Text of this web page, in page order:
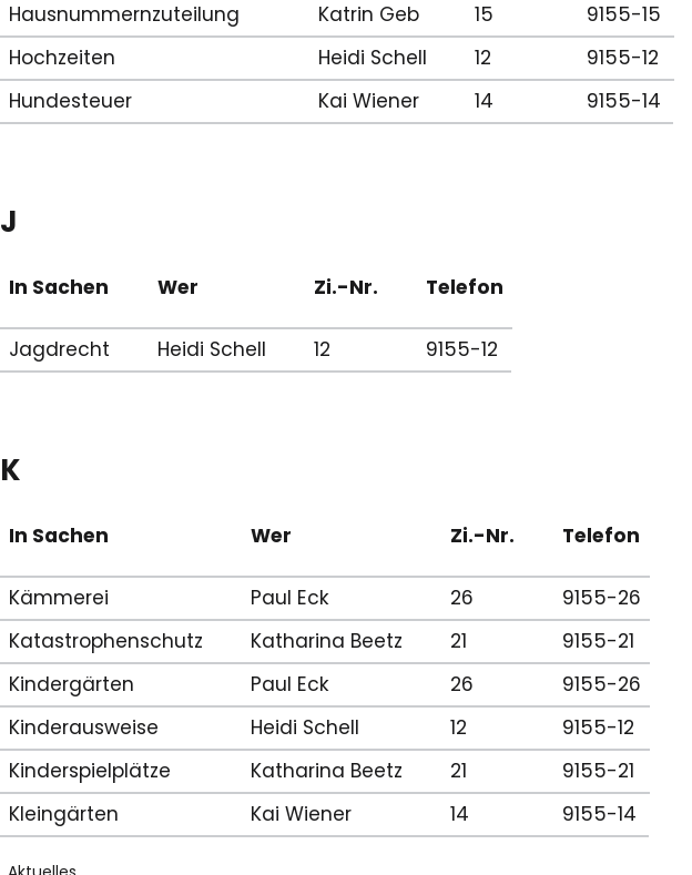
Hausnummernzuteilung
Katrin Geb 15
9155-15
Hochzeiten
Heidi Schell 12
9155-12
Hundesteuer
Kai Wiener 14 9155-14
J
In Sachen Wer Zi.-Nr. Telefon
Jagdrecht Heidi Schell 12 9155-12
K
In Sachen Wer Zi.-Nr. Telefon
Kämmerei Paul Eck 26
9155-26
Katastrophenschutz
Katharina Beetz 21
9155-21
Kindergärten
Paul Eck 26
9155-26
Kinderausweise
Heidi Schell 12
9155-12
Kinderspielplätze
Katharina Beetz 21
9155-21
Kleingärten
Kai Wiener 14 9155-14